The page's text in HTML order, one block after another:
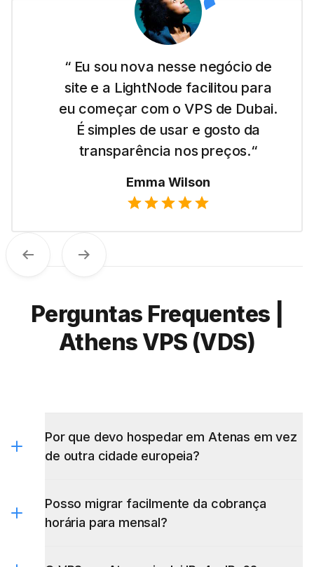
“ Eu sou nova nesse negócio de
site e a LightNode facilitou para
eu começar com o VPS de Dubai.
É simples de usar e gosto da
transparência nos preços.“
Emma Wilson
Anterior Próximo
Perguntas Frequentes |
Athens VPS (VDS)
Por que devo hospedar em Atenas em vez
de outra cidade europeia?
Posso migrar facilmente da cobrança
horária para mensal?